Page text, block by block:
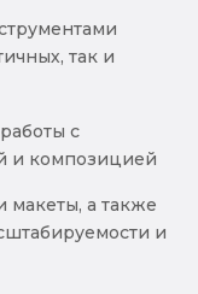
так и
с
и композицией
макеты, а также
и